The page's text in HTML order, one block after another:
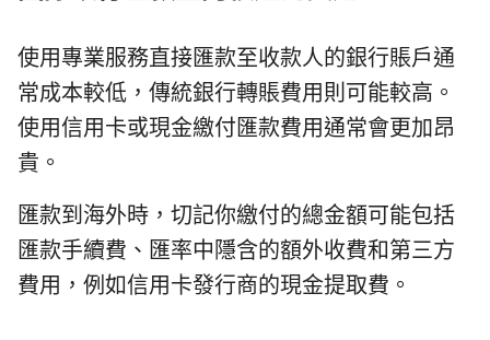
使用專業服務直接匯款至收款人的銀行賬戶通
常成本較低，傳統銀行轉賬費用則可能較高。
使用信用卡或現金繳付匯款費用通常會更加昂
貴。
匯款到海外時，切記你繳付的總金額可能包括
匯款手續費、匯率中隱含的額外收費和第三方
費用，例如信用卡發行商的現金提取費。